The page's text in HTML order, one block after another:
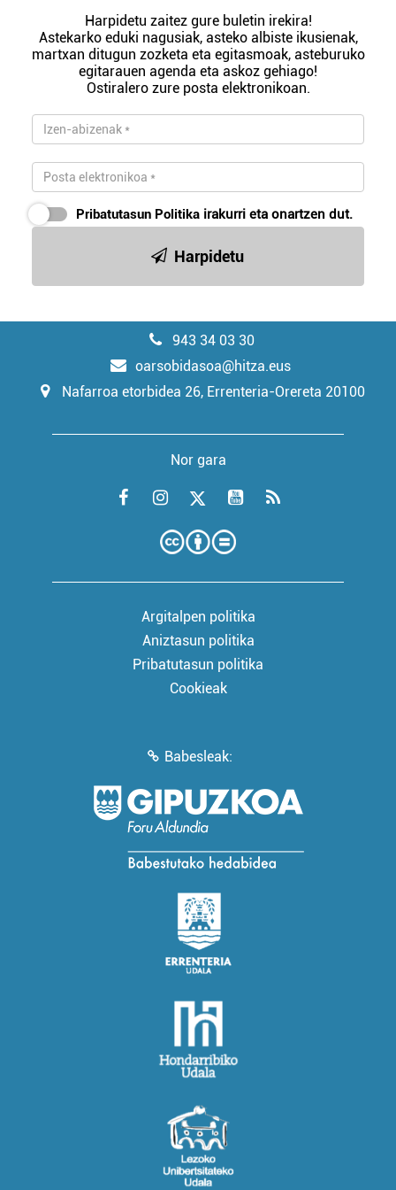
Harpidetu zaitez gure buletin irekira!
Astekarko eduki nagusiak, asteko albiste ikusienak,
martxan ditugun zozketa eta egitasmoak, asteburuko
egitarauen agenda eta askoz gehiago!
Ostiralero zure posta elektronikoan.
Pribatutasun Politika irakurri eta onartzen dut.
Harpidetu
943 34 03 30
oarsobidasoa@hitza.eus
Nafarroa etorbidea 26, Errenteria-Orereta 20100
Nor gara
Argitalpen politika
Aniztasun politika
Pribatutasun politika
Cookieak
Babesleak: